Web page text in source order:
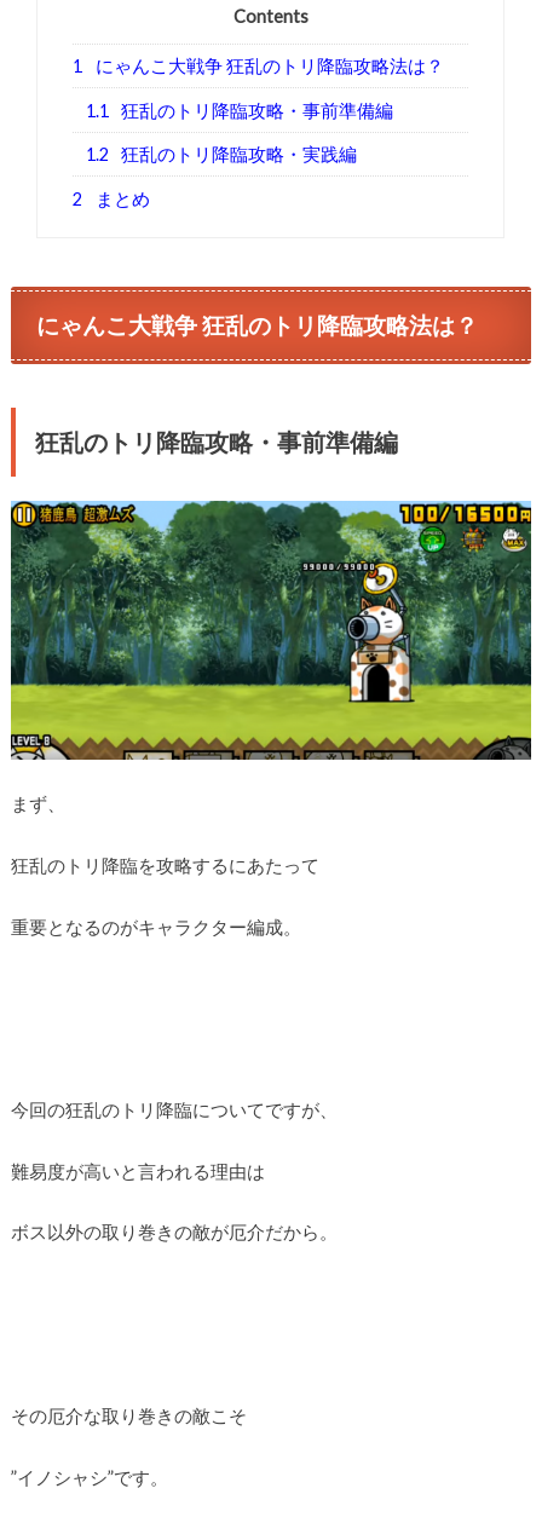
Contents
1 にゃんこ大戦争 狂乱のトリ降臨攻略法は？
1.1 狂乱のトリ降臨攻略・事前準備編
1.2 狂乱のトリ降臨攻略・実践編
2 まとめ
にゃんこ大戦争 狂乱のトリ降臨攻略法は？
狂乱のトリ降臨攻略・事前準備編
まず、
狂乱のトリ降臨を攻略するにあたって
重要となるのがキャラクター編成。
今回の狂乱のトリ降臨についてですが、
難易度が高いと言われる理由は
ボス以外の取り巻きの敵が厄介だから。
その厄介な取り巻きの敵こそ
”イノシャシ”です。